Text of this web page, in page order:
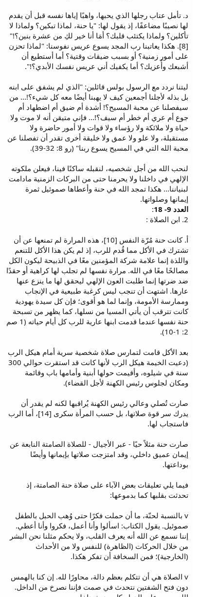
د. تأمل عتاب رجلها الذي يحبها، واهبًا إياها نفسه قبل أن يقدم
لها نصيبًا مضاعفًا، إذ يقول لها: "يا حنة، لماذا تبكين؟ ولماذا لا
تأكلين؟ ولماذا يكتئب قلبك؟ أمَا أنا خير لكِ من عشرة بنين؟!"
[8]. هكذا يعاتبنا رب المجد يسوع عريس نفوسنا: "لماذا تحزن
على أمور زمنية؟ أو بسبب ضيقات وقتية؟ أما أستطيع أن
أشبعك وأُعزيك؟ أما يكفيك أني عريس نفسك الأبدي؟!".
ليتنا نردد مع الرسول بولس قائلين: "الذي لم يشفق على ابنه
بل بذله لأجلنا أجمعين كيف لا يهبنا أيضًا معه كل شيء؟!... من
سيفصلنا عن محبة المسيح؟! أشدة أم ضيق أم اضطهاد أم
جوع أم عري أم خطر أم سيف؟!... فإني متيقن أنه لا موت ولا
حياة ولا ملائكة ولا رؤساء ولا قوات ولا أمور حاضرة ولا
مستقبلة، ولا علو ولا عمق ولا خليقة أخرى تقدر أن تفصلنا عن
محبة الله التي في المسيح يسوع ربنا" (رو 8: 32-39).
لنحب الله من أجل شخصيه، لنقبله ساكنًا فينا، فيعلن ملكوته
الإلهي في داخلنا ولا يحرمنا حتى من البركات الزمنية مادامت
لبنياننا... هكذا تمجد الله في حنة وأعطاها صموئيل ثمرة
إيمانها وصلواتها.
العدد 9- 18
:
2. ابن الصلاة :
أ. كانت حنة مُرّة النفس [10]، هذه المرارة لم تمنعها عن أن
تشترك في الأكل مما قُدم للرب، إذ لم يكن هذا الأكل للتنعم
واللذة إنما علامة شركة المؤمنين معًا في الذبيحة ليكون الكل
مصالحًا معًا في الله. مرارة نفسها لم تجلب لها كراهية أو حقدًا
ضد ضرتها إنما طلبت العون الإلهي ليحقق لها ما ينزع عنها
عارها. اشتهت أن تنجب ليس كرغبة طبيعية في الإنجاب
وممارسة الأمومة، وإنما لما هو أقوى؛ فإن كل سيدة يهودية
كانت تترقب أن يأتي المسيا من نسلها، كما يظهر من تسبحة
حنة نفسها عندما قدمت ابنها عارية للرب كل أيام حياته (1 صم
2: 1-10).
بعد الأكل قامت لتمارس صلاة شخصية سرية أمام هيكل الرب
(دعيت الخيمة هيكل الرب لأنها كانت قد استقرت حوالي 300
سنة في شيلوه، وأقيمت حولها أبنية وأمامها باب وقائمة
ومكان لجلوس رئيس الكهنة لأجل القضاء).
صارت تُصلي وعالي رئيس الكهنة يُراقبها لكنه لم يقدر أن
يدرك سر قوة صلاتها، بل حسب المرأة سكرى [14]، أما الرب
فاستجاب لها.
صارت حنة مثلاً حيًا - عبر الأجيال - للصلاة الصامتة النابعة عن
إيمان عميق داخلي، وقد امتزجت صلاتها بإيمانها وأيضًا
بوداعتها.
فيما يلي تعليقات بعض الآباء على صلاة حنة الصامتة، إذ
تحدثت بقلبها كما بدموعها:
v بالنسبة لحنّة، ما أن حملت فكرًا حتى وُهب الحبل بالطفل
صموئيل. يقول الكتاب: اسألوا وأنا أعمل، فكروا وأنا أعطي.
إننا نسمع عن الله أنه يعرف القلب، ولا يحكم مثلنا نحن البشر
من خلال الحركات (الظاهرة) للنفس ولا من الأحداث
(الخارجية)؛ فمن السخافة أن تفكر هكذا.
v الصلاة هي أن تتكلم بعظم دالة، محاورًا لله. إن كنا بالهمس
دون فتح الشفتين نتحدث في صمت فإننا نصرخ من الداخل.